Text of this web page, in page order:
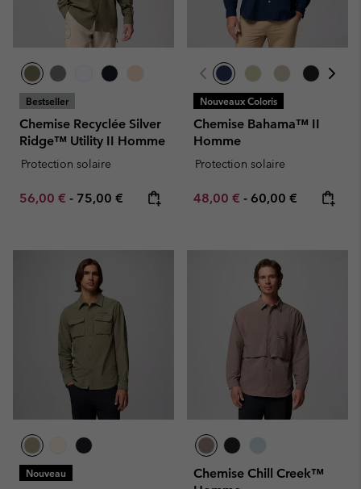
Bestseller
Chemise Recyclée Silver
Ridge™ Utility II Homme
Protection solaire
Minimum sale price:
56,00 € - Maximum price:
75,00 €
Nouveaux Coloris
Chemise Bahama™ II
Homme
Protection solaire
Minimum sale price:
48,00 € - Maximum price:
60,00 €
Nouveau
Chemise Chill Creek™